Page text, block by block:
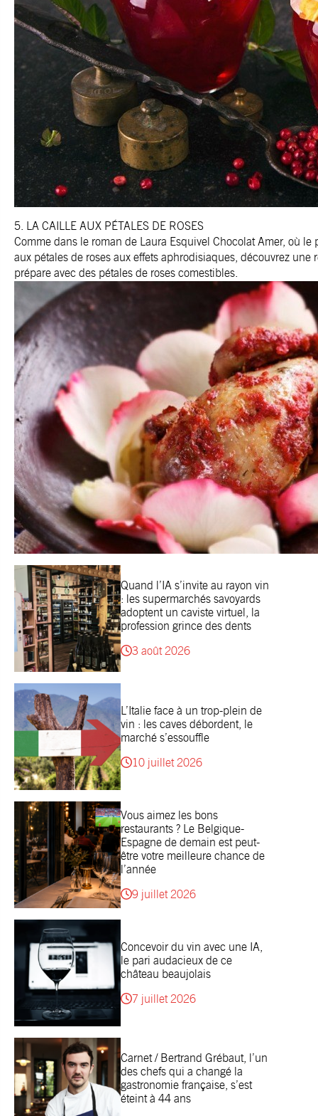
5. LA CAILLE AUX PÉTALES DE ROSES
Comme dans le roman de Laura Esquivel Chocolat Amer, où
aux pétales de roses aux effets aphrodisiaques, découvrez
prépare avec des pétales de roses comestibles.
Quand l’IA s’invite au rayon vin
: les supermarchés savoyards
adoptent un caviste virtuel, la
profession grince des dents
3 août 2026
L’Italie face à un trop-plein de
vin : les caves débordent, le
marché s’essouffle
10 juillet 2026
Vous aimez les bons
restaurants ? Le Belgique-
Espagne de demain est peut-
être votre meilleure chance de
l’année
9 juillet 2026
Concevoir du vin avec une IA,
le pari audacieux de ce
château beaujolais
7 juillet 2026
Carnet / Bertrand Grébaut, l’un
des chefs qui a changé la
gastronomie française, s’est
éteint à 44 ans